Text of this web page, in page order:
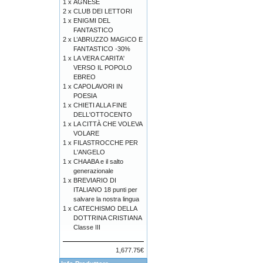
1 x AGNESE
2 x CLUB DEI LETTORI
1 x ENIGMI DEL
FANTASTICO
2 x L’ABRUZZO MAGICO E
FANTASTICO -30%
1 x LA VERA CARITA'
VERSO IL POPOLO
EBREO
1 x CAPOLAVORI IN
POESIA
1 x CHIETI ALLA FINE
DELL'OTTOCENTO
1 x LA CITTÀ CHE VOLEVA
VOLARE
1 x FILASTROCCHE PER
L'ANGELO
1 x CHAABA e il salto
generazionale
1 x BREVIARIO DI
ITALIANO 18 punti per
salvare la nostra lingua
1 x CATECHISMO DELLA
DOTTRINA CRISTIANA
Classe III
1,677.75€